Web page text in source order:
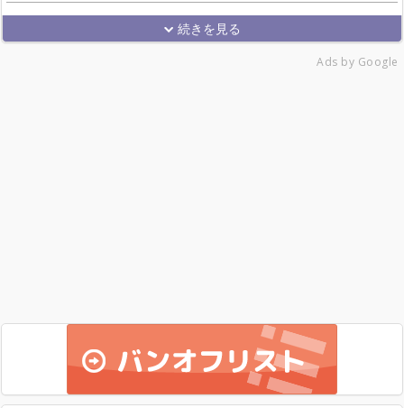
Ads by Google